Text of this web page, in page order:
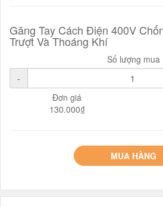
Găng Tay Cách Điện 400V
Trượt Và Thoáng Khí
Số lượng mua
-
Đơn giá
130.000₫
MUA HÀNG